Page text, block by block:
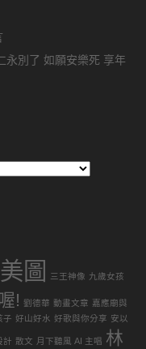
永別了 如願安樂死 享年
圖 三王神像 九歲女孩
! 劉德華 動畫文章 嘉應廟與
子 好山好水 好歌與你分享 安以
計 散文 月下聽風 AI 主唱 林